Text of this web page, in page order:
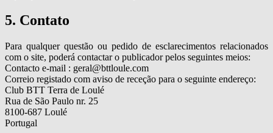
5. Contato
Para qualquer questão ou pedido de esclarecimentos relacionados
com o site, poderá contactar o publicador pelos seguintes meios:
Contacto e-mail : geral@bttloule.com
Correio registado com aviso de receção para o seguinte endereço:
Club BTT Terra de Loulé
Rua de São Paulo nr. 25
8100-687 Loulé
Portugal